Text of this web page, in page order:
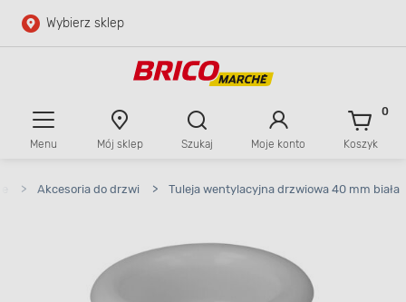
Przejdź do głównej zawartości
Wybierz sklep
Menu Mój sklep Szukaj Moje konto Koszyk
0
> Akcesoria do drzwi > Tuleja wentylacyjna drzwiowa 40 mm biała